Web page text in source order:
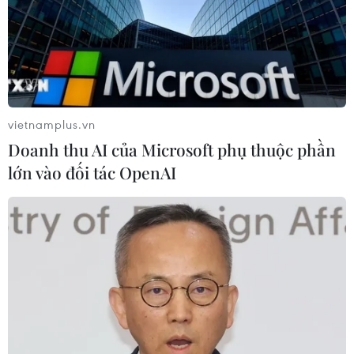
Sẽ thi công đồng loạt Dự án cao tốc
Vinh-Thanh Thủy trong tháng 9
06/08/2026 12:25
Chưa đầu tư mở rộng Quốc lộ 1 đoạn
Bạc Liêu-Cà Mau giai đoạn 2026-
2030
06/08/2026 12:24
Tuyên Quang khẩn trương khắc
phục sạt lở trên các tuyến giao thông
vietnamplus.vn
Doanh thu AI của Microsoft phụ thuộc phần
lớn vào đối tác OpenAI